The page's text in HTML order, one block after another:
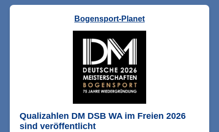
Bogensport-Planet
Qualizahlen DM DSB WA im Freien 2026
sind veröffentlicht